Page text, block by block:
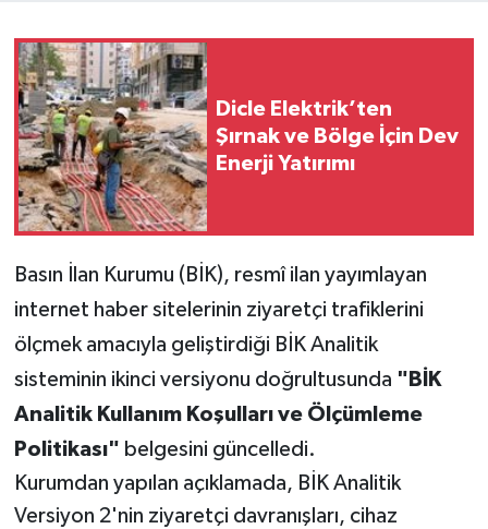
Dicle Elektrik’ten
Şırnak ve Bölge İçin Dev
Enerji Yatırımı
Basın İlan Kurumu (BİK), resmî ilan yayımlayan
internet haber sitelerinin ziyaretçi trafiklerini
ölçmek amacıyla geliştirdiği BİK Analitik
sisteminin ikinci versiyonu doğrultusunda "BİK
Analitik Kullanım Koşulları ve Ölçümleme
Politikası" belgesini güncelledi.
Kurumdan yapılan açıklamada, BİK Analitik
Versiyon 2'nin ziyaretçi davranışları, cihaz